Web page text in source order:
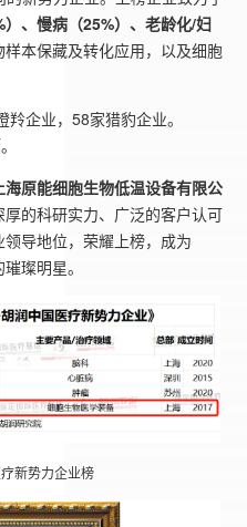
）、慢病（25%）、老龄化/妇
本保藏及转化应用，以及细胞
企业，58家猎豹企业。
。
海原能细胞生物低温设备有限公
厚的科研实力、广泛的客户认可
导地位，荣耀上榜，成为
璀璨明星。
新势力企业榜